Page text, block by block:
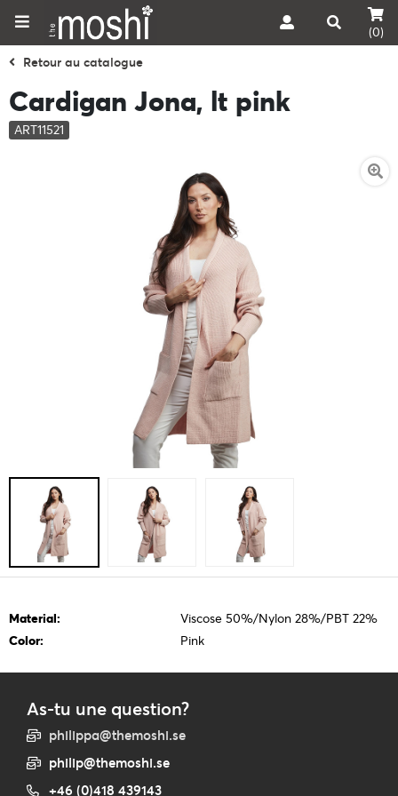
(0)
Retour au catalogue
Cardigan Jona, lt pink
ART11521
Material:
Viscose 50%/Nylon 28%/PBT 22%
Color:
Pink
As-tu une question?
philippa@themoshi.se
philip@themoshi.se
+46 (0)418 439143